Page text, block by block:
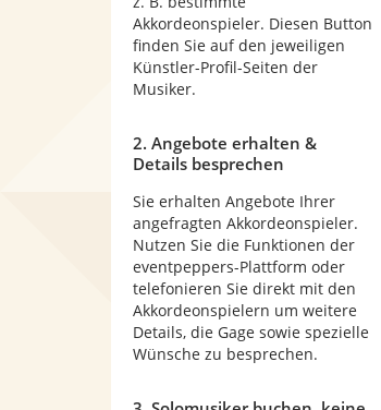
Akkordeonspieler. Diesen Button
finden Sie auf den jeweiligen
Künstler-Profil-Seiten der
Musiker.
2. Angebote erhalten &
Details besprechen
Sie erhalten Angebote Ihrer
angefragten Akkordeonspieler.
Nutzen Sie die Funktionen der
eventpeppers-Plattform oder
telefonieren Sie direkt mit den
Akkordeonspielern um weitere
Details, die Gage sowie spezielle
Wünsche zu besprechen.